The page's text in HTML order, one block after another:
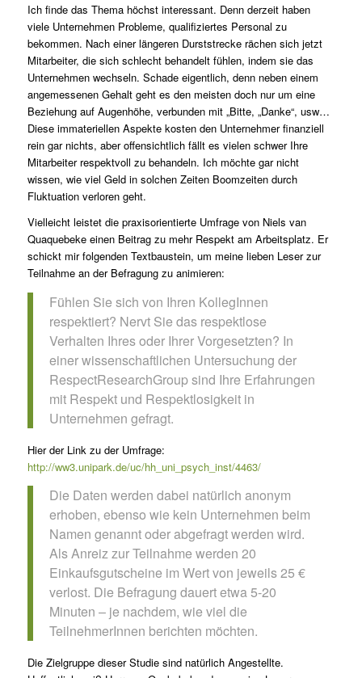
Ich finde das Thema höchst interessant. Denn derzeit haben
viele Unternehmen Probleme, qualifiziertes Personal zu
bekommen. Nach einer längeren Durststrecke rächen sich jetzt
Mitarbeiter, die sich schlecht behandelt fühlen, indem sie das
Unternehmen wechseln. Schade eigentlich, denn neben einem
angemessenen Gehalt geht es den meisten doch nur um eine
Beziehung auf Augenhöhe, verbunden mit „Bitte, „Danke“, usw…
Diese immateriellen Aspekte kosten den Unternehmer finanziell
rein gar nichts, aber offensichtlich fällt es vielen schwer Ihre
Mitarbeiter respektvoll zu behandeln. Ich möchte gar nicht
wissen, wie viel Geld in solchen Zeiten Boomzeiten durch
Fluktuation verloren geht.
Vielleicht leistet die praxisorientierte Umfrage von Niels van
Quaquebeke einen Beitrag zu mehr Respekt am Arbeitsplatz. Er
schickt mir folgenden Textbaustein, um meine lieben Leser zur
Teilnahme an der Befragung zu animieren:
Fühlen Sie sich von Ihren KollegInnen
respektiert? Nervt Sie das respektlose
Verhalten Ihres oder Ihrer Vorgesetzten? In
einer wissenschaftlichen Untersuchung der
RespectResearchGroup sind Ihre Erfahrungen
mit Respekt und Respektlosigkeit in
Unternehmen gefragt.
Hier der Link zu der Umfrage:
http://ww3.unipark.de/uc/hh_uni_psych_inst/4463/
Die Daten werden dabei natürlich anonym
erhoben, ebenso wie kein Unternehmen beim
Namen genannt oder abgefragt werden wird.
Als Anreiz zur Teilnahme werden 20
Einkaufsgutscheine im Wert von jeweils 25 €
verlost. Die Befragung dauert etwa 5-20
Minuten – je nachdem, wie viel die
TeilnehmerInnen berichten möchten.
Die Zielgruppe dieser Studie sind natürlich Angestellte.